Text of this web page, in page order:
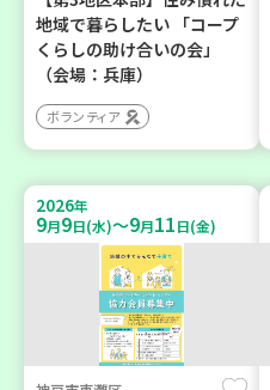
地域で暮らしたい 「コープ
くらしの助け合いの会」
（会場：兵庫）
ボランティア
2026年
9月9日(水)～9月11日(金)